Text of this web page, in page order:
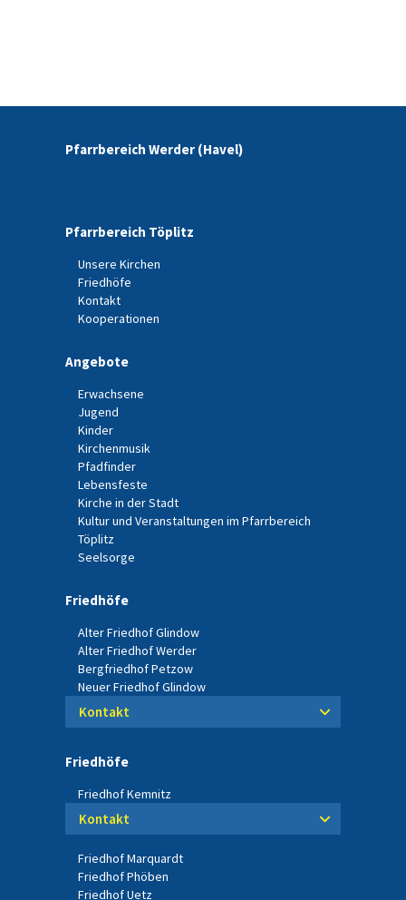
Pfarrbereich Werder (Havel)
Pfarrbereich Töplitz
Unsere Kirchen
Friedhöfe
Kontakt
Kooperationen
Angebote
Erwachsene
Jugend
Kinder
Kirchenmusik
Pfadfinder
Lebensfeste
Kirche in der Stadt
Kultur und Veranstaltungen im Pfarrbereich
Töplitz
Seelsorge
Friedhöfe
Alter Friedhof Glindow
Alter Friedhof Werder
Bergfriedhof Petzow
Neuer Friedhof Glindow
Kontakt
Friedhöfe
Friedhof Kemnitz
Kontakt
Friedhof Marquardt
Friedhof Phöben
Friedhof Uetz